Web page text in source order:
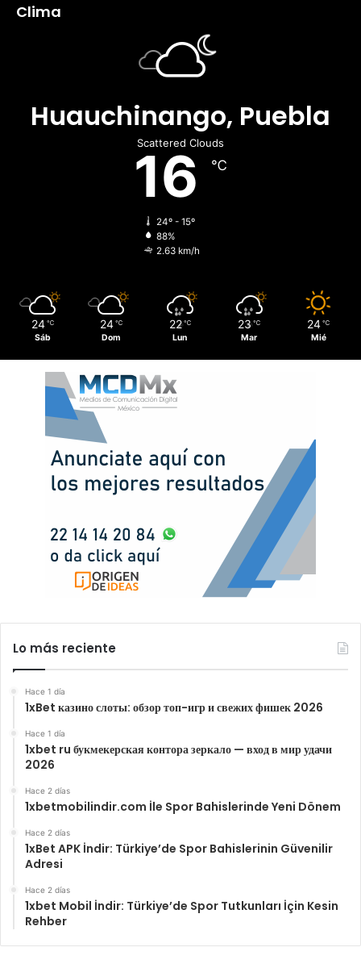
Clima
Huauchinango, Puebla
Scattered Clouds
16 ℃
24º - 15º
88%
2.63 km/h
24 ℃
Sáb
24 ℃
Dom
22 ℃
Lun
23 ℃
Mar
24 ℃
Mié
Lo más reciente
Hace 1 día
1xBet казино слоты: обзор топ-игр и свежих фишек 2026
Hace 1 día
1xbet ru букмекерская контора зеркало — вход в мир удачи
2026
Hace 2 días
1xbetmobilindir.com İle Spor Bahislerinde Yeni Dönem
Hace 2 días
1xBet APK İndir: Türkiye’de Spor Bahislerinin Güvenilir
Adresi
Hace 2 días
1xbet Mobil İndir: Türkiye’de Spor Tutkunları İçin Kesin
Rehber